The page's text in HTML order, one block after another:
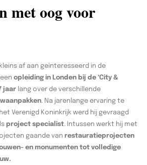
met oog voor
af aan geïnteresseerd in de
opleiding in Londen bij de ‘City &
jaar lang over de verschillende
. Na jarenlange ervaring te
Verenigd Koninkrijk werd hij gevraagd
project specialist. Intussen werkt hij met
gaande van restauratieprojecten
en monumenten tot volledige